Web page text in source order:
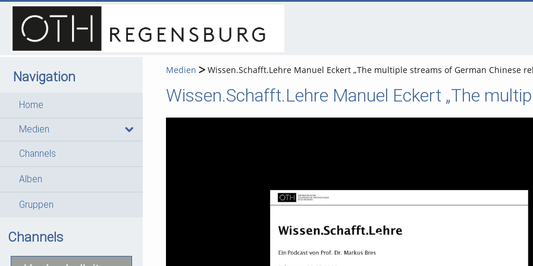
Navigation
Home
Medien
Channels
Alben
Gruppen
Channels
Medien Wissen.Schafft.Lehre Manuel Eckert „The multiple streams of German Chinese